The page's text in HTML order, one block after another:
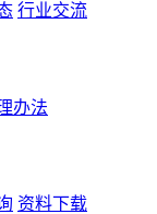
行业交流
办法
资料下载